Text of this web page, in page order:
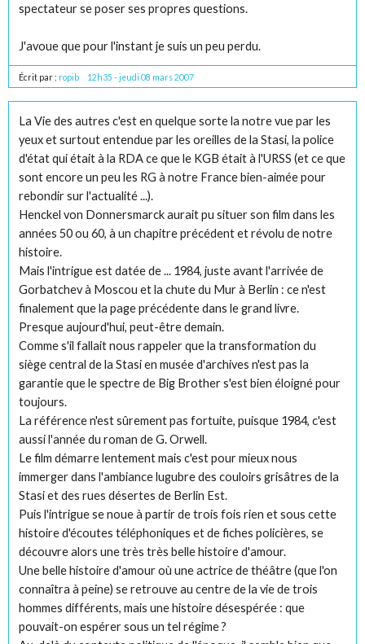
spectateur se poser ses propres questions.
J'avoue que pour l'instant je suis un peu perdu.
Écrit par : ropib 12h35 -jeudi 08 mars 2007
La Vie des autres c'est en quelque sorte la notre vue par les
yeux et surtout entendue par les oreilles de la Stasi, la police
d'état qui était à la RDA ce que le KGB était à l'URSS (et ce que
sont encore un peu les RG à notre France bien-aimée pour
rebondir sur l'actualité ...).
Henckel von Donnersmarck aurait pu situer son film dans les
années 50 ou 60, à un chapitre précédent et révolu de notre
histoire.
Mais l'intrigue est datée de ... 1984, juste avant l'arrivée de
Gorbatchev à Moscou et la chute du Mur à Berlin : ce n'est
finalement que la page précédente dans le grand livre.
Presque aujourd'hui, peut-être demain.
Comme s'il fallait nous rappeler que la transformation du
siège central de la Stasi en musée d'archives n'est pas la
garantie que le spectre de Big Brother s'est bien éloigné pour
toujours.
La référence n'est sûrement pas fortuite, puisque 1984, c'est
aussi l'année du roman de G. Orwell.
Le film démarre lentement mais c'est pour mieux nous
immerger dans l'ambiance lugubre des couloirs grisâtres de la
Stasi et des rues désertes de Berlin Est.
Puis l'intrigue se noue à partir de trois fois rien et sous cette
histoire d'écoutes téléphoniques et de fiches policières, se
découvre alors une très très belle histoire d'amour.
Une belle histoire d'amour où une actrice de théâtre (que l'on
connaîtra à peine) se retrouve au centre de la vie de trois
hommes différents, mais une histoire désespérée : que
pouvait-on espérer sous un tel régime ?